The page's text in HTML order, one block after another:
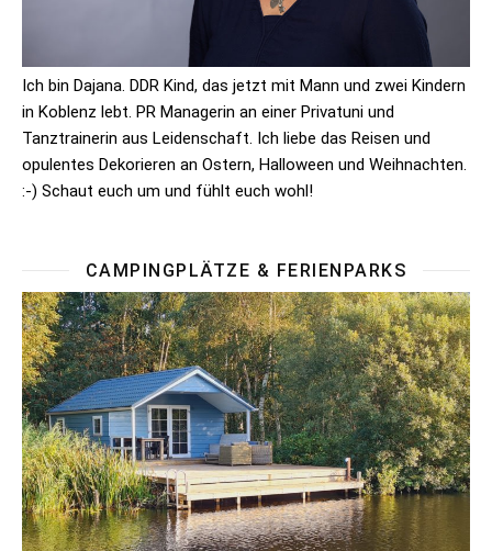
Ich bin Dajana. DDR Kind, das jetzt mit Mann und zwei Kindern
in Koblenz lebt. PR Managerin an einer Privatuni und
Tanztrainerin aus Leidenschaft. Ich liebe das Reisen und
opulentes Dekorieren an Ostern, Halloween und Weihnachten.
:-) Schaut euch um und fühlt euch wohl!
CAMPINGPLÄTZE & FERIENPARKS